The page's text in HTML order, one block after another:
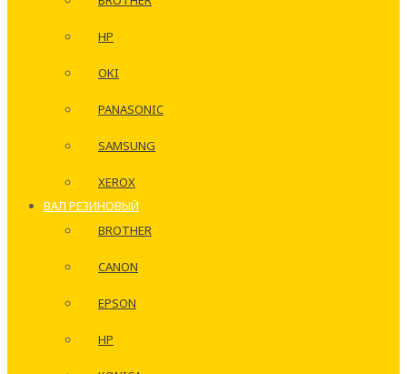
HP
OKI
PANASONIC
SAMSUNG
XEROX
ВАЛ РЕЗИНОВЫЙ
BROTHER
CANON
EPSON
HP